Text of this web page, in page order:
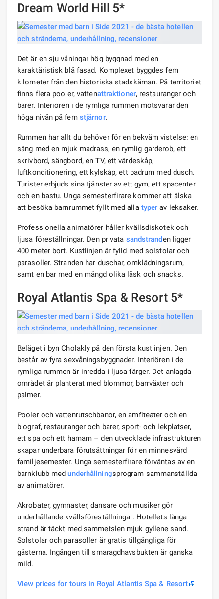
Dream World Hill 5*
Det är en sju våningar hög byggnad med en
karaktäristisk blå fasad. Komplexet byggdes fem
kilometer från den historiska stadskärnan. På territoriet
finns flera pooler, vattenattraktioner, restauranger och
barer. Interiören i de rymliga rummen motsvarar den
höga nivån på fem stjärnor.
Rummen har allt du behöver för en bekväm vistelse: en
säng med en mjuk madrass, en rymlig garderob, ett
skrivbord, sängbord, en TV, ett värdeskåp,
luftkonditionering, ett kylskåp, ett badrum med dusch.
Turister erbjuds sina tjänster av ett gym, ett spacenter
och en bastu. Unga semesterfirare kommer att älska
att besöka barnrummet fyllt med alla typer av leksaker.
Professionella animatörer håller kvällsdiskotek och
ljusa föreställningar. Den privata sandstranden ligger
400 meter bort. Kustlinjen är fylld med solstolar och
parasoller. Stranden har duschar, omklädningsrum,
samt en bar med en mängd olika läsk och snacks.
Royal Atlantis Spa & Resort 5*
Beläget i byn Cholakly på den första kustlinjen. Den
består av fyra sexvåningsbyggnader. Interiören i de
rymliga rummen är inredda i ljusa färger. Det anlagda
området är planterat med blommor, barrväxter och
palmer.
Pooler och vattenrutschbanor, en amfiteater och en
biograf, restauranger och barer, sport- och lekplatser,
ett spa och ett hamam – den utvecklade infrastrukturen
skapar underbara förutsättningar för en minnesvärd
familjesemester. Unga semesterfirare förväntas av en
barnklubb medunderhållningsprogram sammanställda
av animatörer.
Akrobater, gymnaster, dansare och musiker gör
underhållande kvällsföreställningar. Hotellets långa
strand är täckt med sammetslen mjuk gyllene sand.
Solstolar och parasoller är gratis tillgängliga för
gästerna. Ingången till smaragdhavsbukten är ganska
mild.
View prices for tours in Royal Atlantis Spa & Resort